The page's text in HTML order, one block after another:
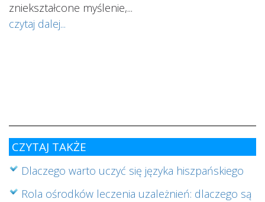
zniekształcone myślenie,...
czytaj dalej...
CZYTAJ TAKŻE
Dlaczego warto uczyć się języka hiszpańskiego
Rola ośrodków leczenia uzależnień: dlaczego są